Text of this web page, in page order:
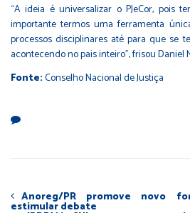
“A ideia é universalizar o PJeCor, pois
importante termos uma ferramenta
processos disciplinares até para que se
acontecendo no pais inteiro”, frisou Daniel
Fonte:Conselho Nacional de Justiça
Anoreg/PR promove novo
estimular debate